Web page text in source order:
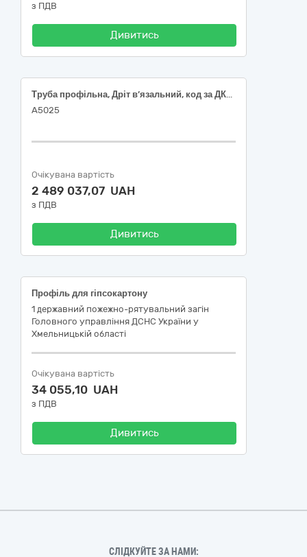
з ПДВ
Дивитись
Труба профільна, Дріт в’язальний, код за ДК021-2015: 44330000-2 «Будівельні прути, стрижні, дроти та профілі».
А5025
Очікувана вартість
2 489 037,07 UAH
з ПДВ
Дивитись
Профіль для гіпсокартону
1 державний пожежно-рятувальний загін
Головного управління ДСНС України у
Хмельницькій області
Очікувана вартість
34 055,10 UAH
з ПДВ
Дивитись
СЛІДКУЙТЕ ЗА НАМИ: